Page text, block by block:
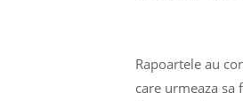
Rapoartele au
care urmeaza sa